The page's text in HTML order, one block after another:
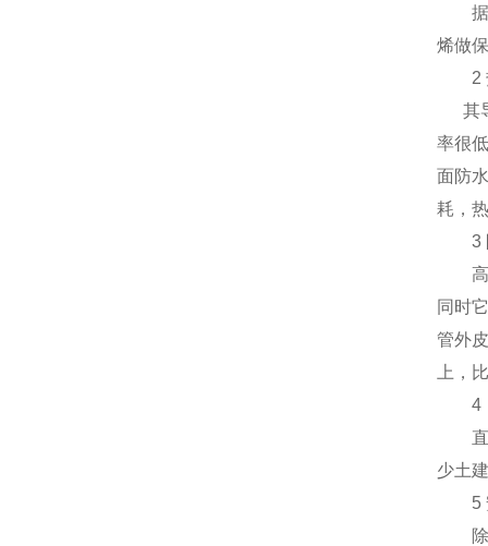
据有
烯做
2 热
其导
率很
面防
耗，
3 防
高温
同时
管外
上，
4．
直埋
少土
5
除中